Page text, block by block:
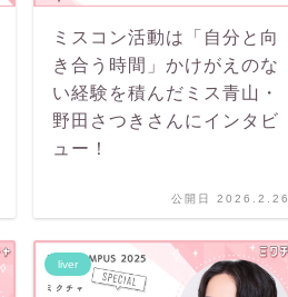
ミスコン活動は「自分と向
き合う時間」かけがえのな
い経験を積んだミス青山・
野田さつきさんにインタビ
ュー！
公開日 2026.2.26
liver